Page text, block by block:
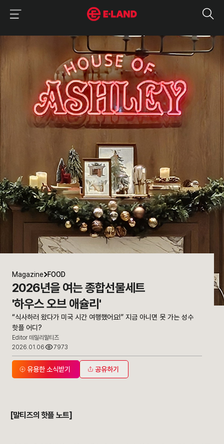
매거진 상세보기
Magazine FOOD
2026년을 여는 종합선물세트
'하우스 오브 애슐리'
“식사하러 왔다가 미국 시간 여행했어요!” 지금 아니면 못 가는 성수
핫플 어디?
Editor 데일리말티즈
2026.01.06
7973
유용한 소식받기 공유하기
[말티즈의 핫플 노트]